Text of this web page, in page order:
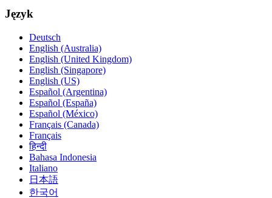
Język
Deutsch
English (Australia)
English (United Kingdom)
English (Singapore)
English (US)
Español (Argentina)
Español (España)
Español (México)
Français (Canada)
Français
हिन्दी
Bahasa Indonesia
Italiano
日本語
한국어